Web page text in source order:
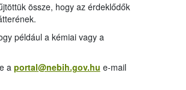
össze, hogy az érdeklődők
például a kémiai vagy a
a portal@nebih.gov.hu e-mail